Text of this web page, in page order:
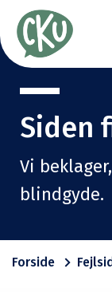
Siden
Vi
blindgyde.
Forside